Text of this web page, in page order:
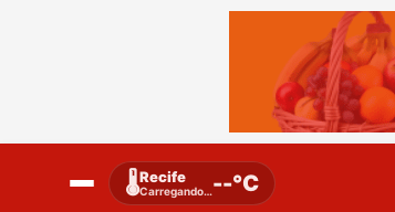
🌡️Recife
Carregando…--°C